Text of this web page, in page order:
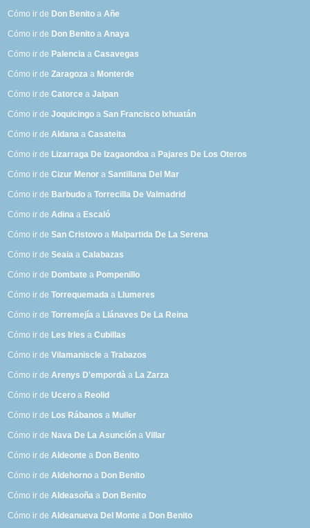
Cómo ir de Don Benito aAñe
Cómo ir de Don Benito aAnaya
Cómo ir de Palencia aCasavegas
Cómo ir deZaragoza a Monterde
Cómo ir deCatorce aJalpan
Cómo ir deJoquicingo aSan Francisco Ixhuatán
Cómo ir deAldana aCasateita
Cómo ir de Lizarraga De Izagaondoa a Pajares De Los Oteros
Cómo ir deCizur Menor aSantillana Del Mar
Cómo ir de Barbudo aTorrecilla De Valmadrid
Cómo ir deAdina a Escaló
Cómo ir deSan Cristovo a Malpartida De La Serena
Cómo ir deSeaia aCalabazas
Cómo ir de Dombate a Pompenillo
Cómo ir deTorrequemada a Llumeres
Cómo ir deTorremejía a Llánaves De La Reina
Cómo ir de Les Irles aCubillas
Cómo ir deVilamaniscle aTrabazos
Cómo ir deArenys D'empordà a La Zarza
Cómo ir deUcero a Reolid
Cómo ir de Los Rábanos a Muller
Cómo ir de Nava De La Asunción aVillar
Cómo ir deAldeonte a Don Benito
Cómo ir deAldehorno a Don Benito
Cómo ir deAldeasoña a Don Benito
Cómo ir deAldeanueva Del Monte a Don Benito